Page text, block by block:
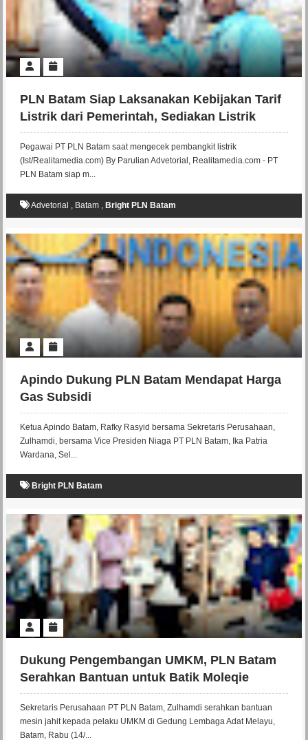
PLN Batam Siap Laksanakan Kebijakan Tarif
Listrik dari Pemerintah, Sediakan Listrik
Andal dan Berkeadilan
Pegawai PT PLN Batam saat mengecek pembangkit listrik
(Ist/Realitamedia.com) By Parulian Advetorial, Realitamedia.com - PT
PLN Batam siap m...
Advetorial , Batam, Bright PLN Batam
Apindo Dukung PLN Batam Mendapat Harga
Gas Subsidi
Ketua Apindo Batam, Rafky Rasyid bersama Sekretaris Perusahaan,
Zulhamdi, bersama Vice Presiden Niaga PT PLN Batam, Ika Patria
Wardana, Sel...
Bright PLN Batam
Dukung Pengembangan UMKM, PLN Batam
Serahkan Bantuan untuk Batik Moleqie
Sekretaris Perusahaan PT PLN Batam, Zulhamdi serahkan bantuan
mesin jahit kepada pelaku UMKM di Gedung Lembaga Adat Melayu,
Batam, Rabu (14/...